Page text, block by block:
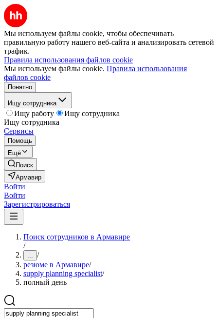
Мы используем файлы cookie, чтобы обеспечивать
правильную работу нашего веб-сайта и анализировать сетевой
трафик.
Правила использования файлов cookie
Мы используем файлы cookie. Правила использования
файлов cookie
Понятно
Ищу сотрудника
Ищу работу
Ищу сотрудника
Ищу сотрудника
Сервисы
Помощь
Ещё
Поиск
Армавир
Войти
Войти
Зарегистрироваться
Поиск сотрудников в Армавире
/
... /
резюме в Армавире/
supply planning specialist/
полный день